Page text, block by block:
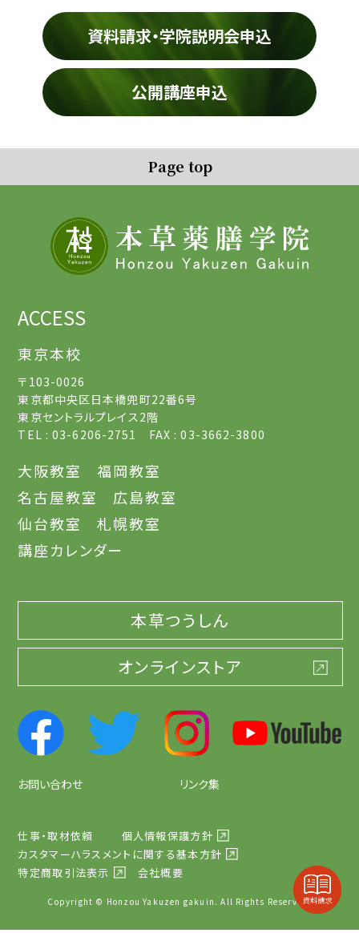
資料請求・学院説明会申込
公開講座申込
Page top
ACCESS
東京本校
〒103-0026
東京都中央区日本橋兜町22番6号
東京セントラルプレイス2階
TEL : 03-6206-2751 FAX : 03-3662-3800
大阪教室
福岡教室
名古屋教室
広島教室
仙台教室
札幌教室
講座カレンダー
本草つうしん
オンラインストア
お問い合わせ リンク集
仕事・取材依頼
個人情報保護方針
カスタマーハラスメントに関する基本方針
特定商取引法表示
会社概要
Copyright © Honzou Yakuzen gakuin. All Rights Reserved.